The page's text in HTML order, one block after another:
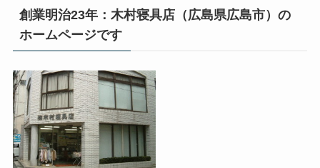
創業明治23年：木村寝具店（広島県広島市）の
ホームページです